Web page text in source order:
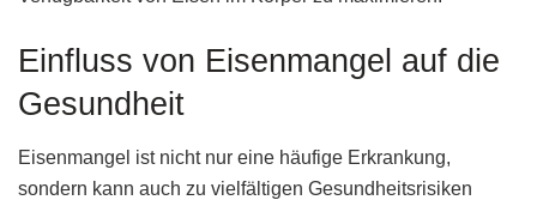
Einfluss von Eisenmangel auf die
Gesundheit
Eisenmangel ist nicht nur eine häufige Erkrankung,
sondern kann auch zu vielfältigen Gesundheitsrisiken